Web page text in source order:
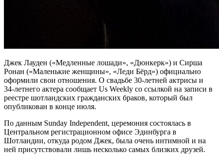
Джек Лауден («Медленные лошади», «Дюнкерк») и Сирша
Ронан («Маленькие женщины», «Леди Бёрд») официально
оформили свои отношения. О свадьбе 30-летней актрисы и
34-летнего актера сообщает Us Weekly со ссылкой на записи в
реестре шотландских гражданских браков, который был
опубликован в конце июля.
По данным Sunday Independent, церемония состоялась в
Центральном регистрационном офисе Эдинбурга в
Шотландии, откуда родом Джек, была очень интимной и на
ней присутствовали лишь несколько самых близких друзей.